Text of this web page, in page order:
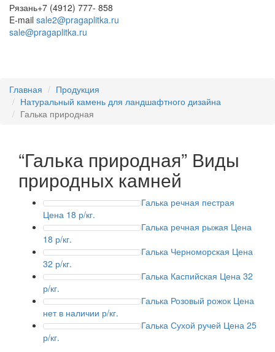
Рязань+7 (4912) 777- 858
E-mail sale2@pragaplitka.ru
sale@pragaplitka.ru
Главная
Продукция
Натуральный камень для ландшафтного дизайна
Галька природная
“Галька природная” Виды
природных камней
Галька речная пестрая
Цена 18 р/кг.
Галька речная рыжая Цена
18 р/кг.
Галька Черноморская Цена
32 р/кг.
Галька Каспийская Цена 32
р/кг.
Галька Розовый рожок Цена
нет в наличии р/кг.
Галька Сухой ручей Цена 25
р/кг.